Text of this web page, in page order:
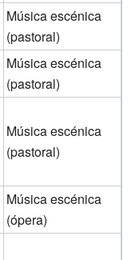
Música escénica
(pastoral)
Música escénica
(pastoral)
Música escénica
(pastoral)
Música escénica
(ópera)